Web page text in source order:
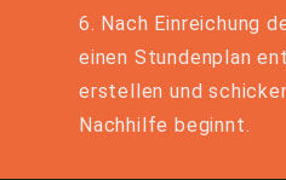
6. Nach Einreichung
einen Stundenplan
erstellen und
Nachhilfe beginnt.